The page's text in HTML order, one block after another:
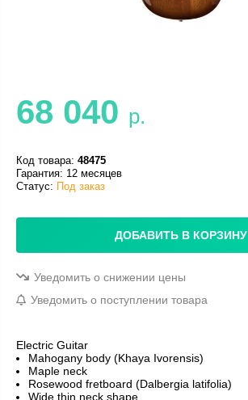
68 040 р.
Код товара: 48475
Гарантия: 12 месяцев
Статус: Под заказ
ДОБАВИТЬ В КОРЗИНУ
Уведомить о снижении цены
Уведомить о поступлении товара
Electric Guitar
Mahogany body (Khaya Ivorensis)
Maple neck
Rosewood fretboard (Dalbergia latifolia)
Wide thin neck shape